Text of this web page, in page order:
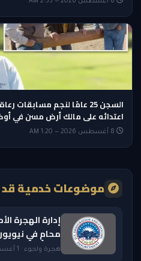
السجن 25 عامًا لنجم مسابقات
اعتدائه على مالك أرض مسن في
موضوعات خدمية
إدارة الهجرة
محامٍ في نيويورك 470584
هجرة ولجوء · 1 أغسطس 2026 — 7:10 PM